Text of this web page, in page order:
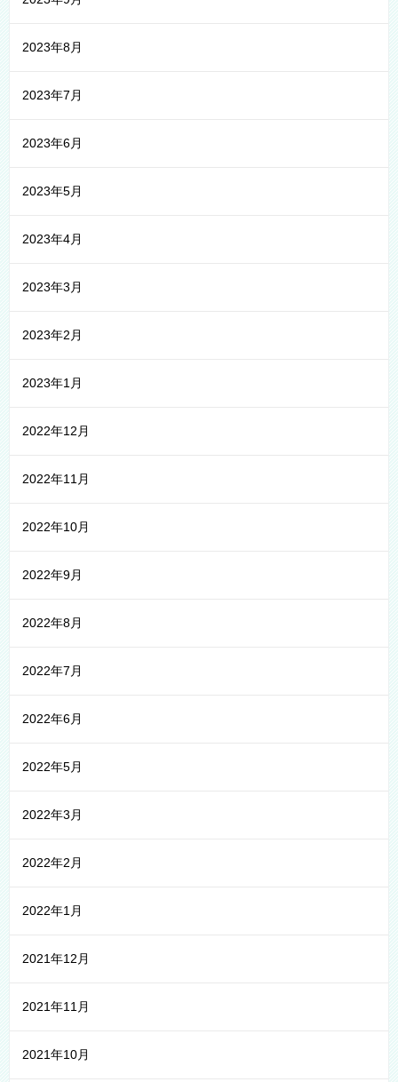
2023年8月
2023年7月
2023年6月
2023年5月
2023年4月
2023年3月
2023年2月
2023年1月
2022年12月
2022年11月
2022年10月
2022年9月
2022年8月
2022年7月
2022年6月
2022年5月
2022年3月
2022年2月
2022年1月
2021年12月
2021年11月
2021年10月